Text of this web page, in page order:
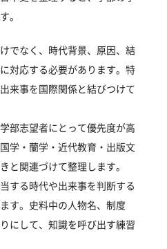
。
でなく、時代背景、原因、結
対応する必要があります。特
来事を国際関係と結びつけて
部志望者にとって優先度が高
学・蘭学・近代教育・出版文
と関連づけて整理します。
する時代や出来事を判断する
す。史料中の人物名、制度
にして、知識を呼び出す練習